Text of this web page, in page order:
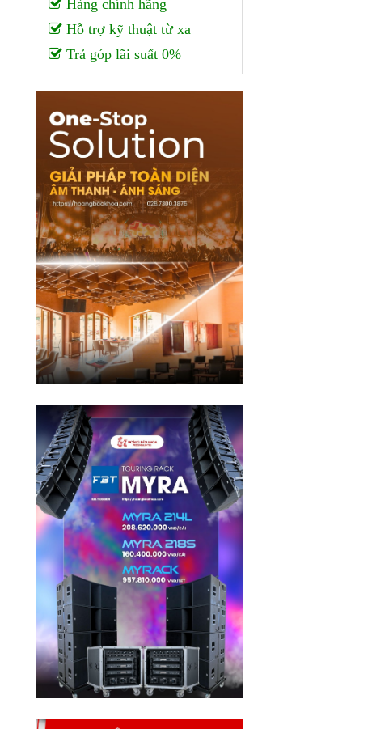
Hàng chính hãng
Hỗ trợ kỹ thuật từ xa
Trả góp lãi suất 0%